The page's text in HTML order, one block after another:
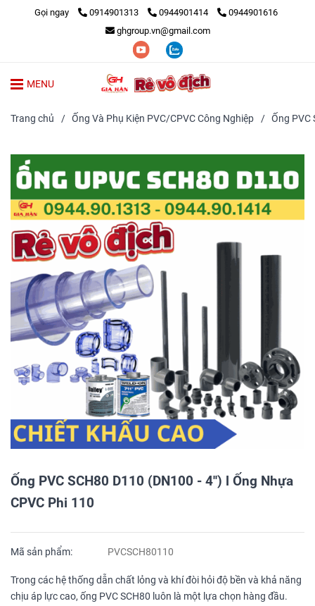
Gọi ngay 0914901313 0944901414
0944901616
ghgroup.vn@gmail.com
MENU
Trang chủ / Ống Và Phụ Kiện PVC/CPVC Công Nghiệp / Ống PVC
Ống PVC SCH80 D110 (DN100 - 4'') l Ống Nhựa
CPVC Phi 110
Mã sản phẩm: PVCSCH80110
Trong các hệ thống dẫn chất lỏng và khí đòi hỏi độ bền và khả năng
chịu áp lực cao, ống PVC SCH80 luôn là một lựa chọn hàng đầu.